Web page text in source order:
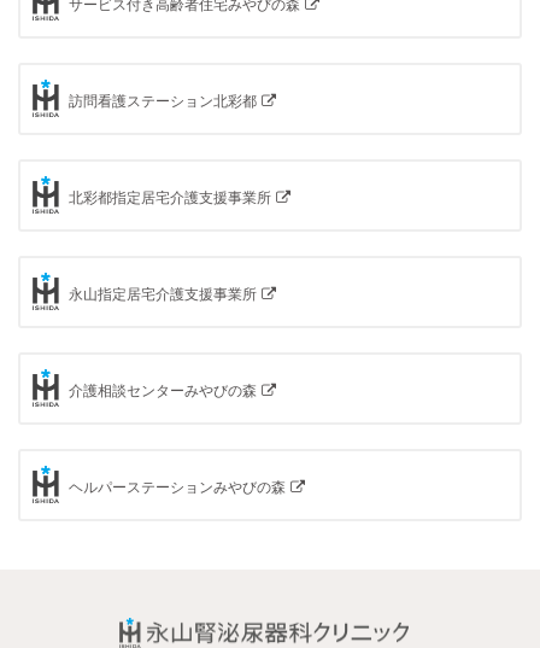
サービス付き高齢者住宅みやびの森
訪問看護ステーション北彩都
北彩都指定居宅介護支援事業所
永山指定居宅介護支援事業所
介護相談センターみやびの森
ヘルパーステーションみやびの森